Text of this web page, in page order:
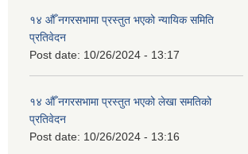
१४ औँ नगरसभामा प्रस्तुत भएको न्यायिक समिति
प्रतिवेदन
Post date: 10/26/2024 - 13:17
१४ औँ नगरसभामा प्रस्तुत भएको लेखा समतिको
प्रतिवेदन
Post date: 10/26/2024 - 13:16